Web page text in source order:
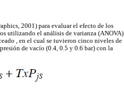
2001) para evaluar el efecto de los
utilizando el análisis de varianza (ANOVA)
, en el cual se tuvieron cinco niveles de
de vacío (0.4, 0.5 y 0.6 bar) con la